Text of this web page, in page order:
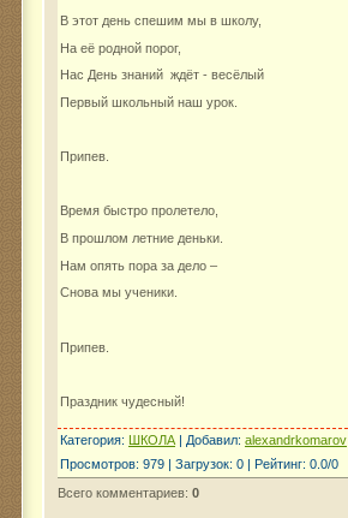
В этот день спешим мы в школу,
На её родной порог,
Нас День знаний ждёт - весёлый
Первый школьный наш урок.
Припев.
Время быстро пролетело,
В прошлом летние деньки.
Нам опять пора за дело –
Снова мы ученики.
Припев.
Праздник чудесный!
Категория: ШКОЛА | Добавил: alexandrkomarov
Просмотров: 979 | Загрузок: 0 | Рейтинг: 0.0/0
Всего комментариев: 0